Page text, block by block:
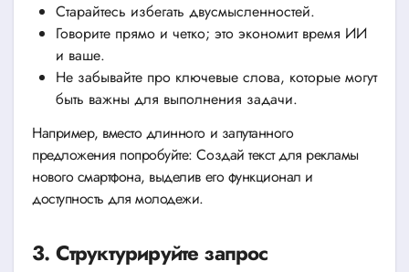
Старайтесь избегать двусмысленностей.
Говорите прямо и четко; это экономит время ИИ
и ваше.
Не забывайте про ключевые слова, которые могут
быть важны для выполнения задачи.
Например, вместо длинного и запутанного
предложения попробуйте: Создай текст для рекламы
нового смартфона, выделив его функционал и
доступность для молодежи.
3. Структурируйте запрос